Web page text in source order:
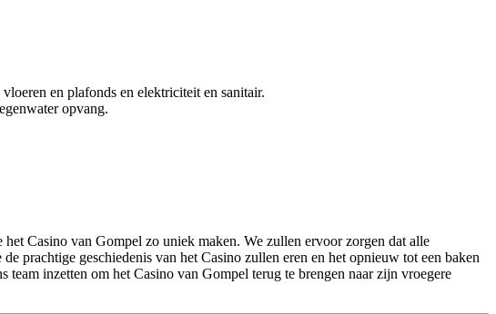
en plafonds en elektriciteit en sanitair.
opvang.
Casino van Gompel zo uniek maken. We zullen ervoor zorgen dat alle
prachtige geschiedenis van het Casino zullen eren en het opnieuw tot een baken
inzetten om het Casino van Gompel terug te brengen naar zijn vroegere